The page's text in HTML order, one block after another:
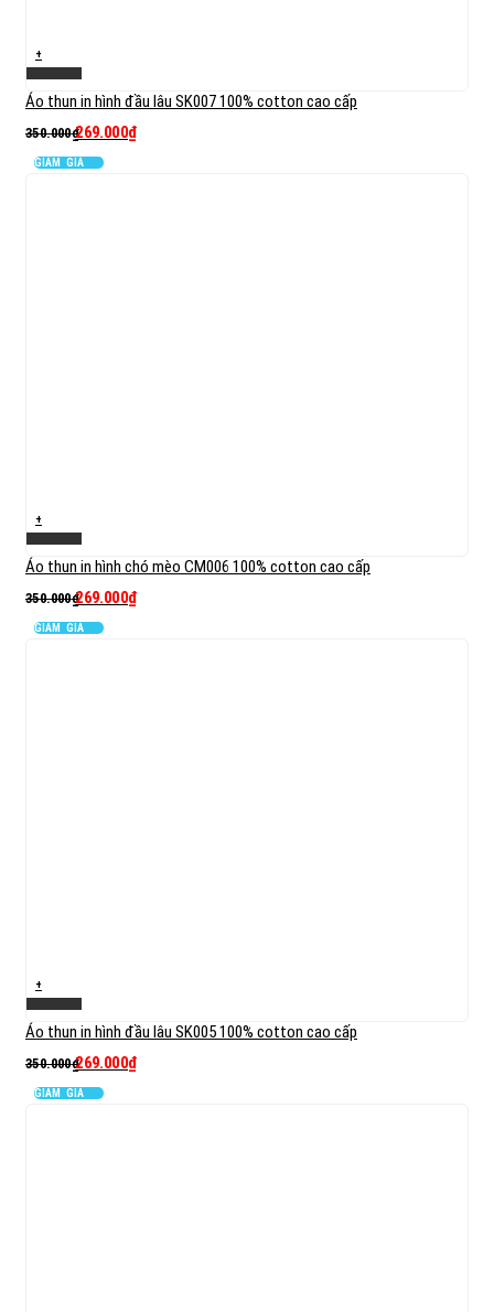
+
Áo thun in hình đầu lâu SK007 100% cotton cao cấp
350.000₫269.000₫
GIẢM GIÁ
+
Áo thun in hình chó mèo CM006 100% cotton cao cấp
350.000₫269.000₫
GIẢM GIÁ
+
Áo thun in hình đầu lâu SK005 100% cotton cao cấp
350.000₫269.000₫
GIẢM GIÁ